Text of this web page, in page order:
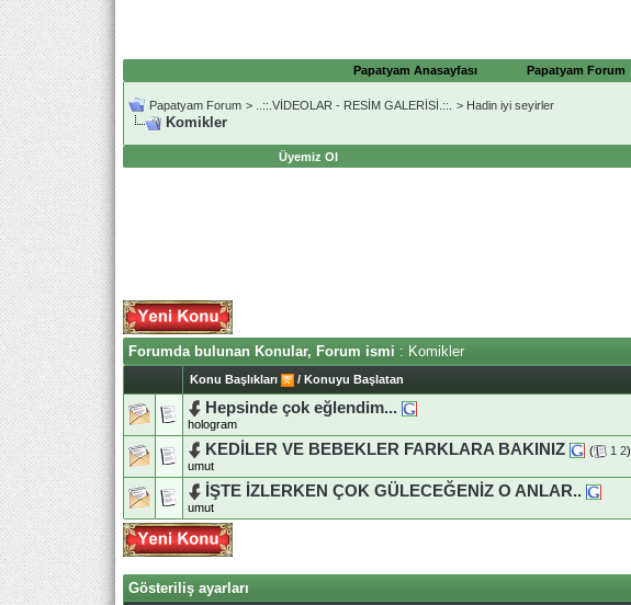
Papatyam Anasayfası Papatyam Forum
Papatyam Forum > ..::.VİDEOLAR - RESİM GALERİSİ.::. > Hadin iyi seyirler
Komikler
Üyemiz Ol
Forumda bulunan Konular, Forum ismi : Komikler
Konu Başlıkları / Konuyu Başlatan
Hepsinde çok eğlendim...
hologram
KEDİLER VE BEBEKLER FARKLARA BAKINIZ
( 1 2)
umut
İŞTE İZLERKEN ÇOK GÜLECEĞENİZ O ANLAR..
umut
Gösteriliş ayarları